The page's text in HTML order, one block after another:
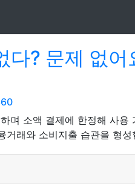
다? 문제 없
며 소액 결제에 한정해 사
거래와 소비지출 습관을 형